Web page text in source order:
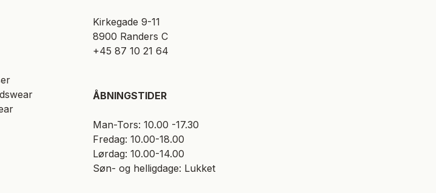
Kirkegade 9-11
8900 Randers C
+45 87 10 21 64
ÅBNINGSTIDER
Man-Tors: 10.00 -17.30
Fredag: 10.00-18.00
Lørdag: 10.00-14.00
Søn- og helligdage: Lukket​